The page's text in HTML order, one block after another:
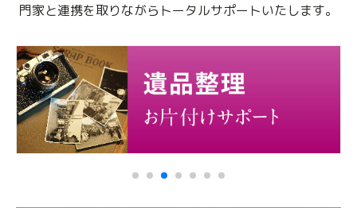
門家と連携を取りながらトータルサポートいたします。